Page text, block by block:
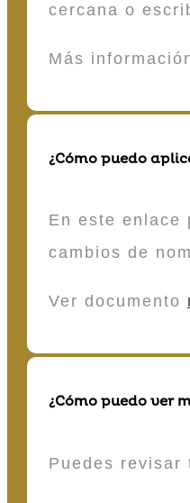
cercana o
Más
¿Cómo puedo
En este enlace
cambios de
Ver documento
¿Cómo puedo ver
Puedes